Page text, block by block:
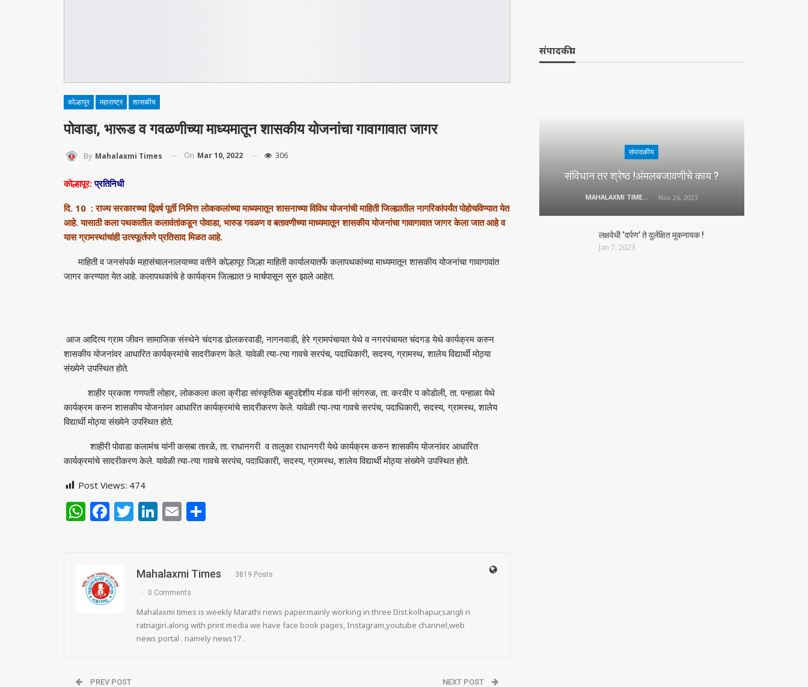
कोल्हापुर महाराष्ट्र शासकीय
पोवाडा, भारूड व गवळणीच्या माध्यमातून शासकीय योजनांचा गावागावात जागर
By Mahalaxmi Times On Mar 10, 2022 306
कोल्हापूर:प्रतिनिधी
दि. 10 : राज्य सरकारच्या द्विवर्ष पूर्ती निमित्त लोककलांच्या माध्यमातून शासनाच्या विविध योजनांची माहिती जिल्ह्यातील नागरिकांपर्यंत पोहोचविण्यात येत
आहे. यासाठी कला पथकातील कलावंतांकडून पोवाडा, भारुड गवळण व बतावणीच्या माध्यमातून शासकीय योजनांचा गावागावात जागर केला जात आहे व
यास ग्रामस्थांचांही उत्स्फूर्तपणे प्रतिसाद मिळत आहे.
माहिती व जनसंपर्क महासंचालनालयाच्या वतीने कोल्हापूर जिल्हा माहिती कार्यालयातर्फे कलापथकांच्या माध्यमातून शासकीय योजनांचा गावागावांत
जागर करण्यात येत आहे. कलापथकांचे हे कार्यक्रम जिल्ह्यात 9 मार्चपासून सुरु झाले आहेत.
आज आदित्य ग्राम जीवन सामाजिक संस्थेने चंदगड ढोलकरवाडी, नागनवाडी, हेरे ग्रामपंचायत येथे व नगरपंचायत चंदगड येथे कार्यक्रम करुन
शासकीय योजनांवर आधारित कार्यक्रमांचे सादरीकरण केले. यावेळी त्या-त्या गावचे सरपंच, पदाधिकारी, सदस्य, ग्रामस्थ, शालेय विद्यार्थी मोठ्या
संख्येने उपस्थित होते.
शाहीर प्रकाश गणपती लोहार, लोककला कला क्रीडा सांस्कृतिक बहुउद्देशीय मंडळ यांनी सांगरुळ, ता. करवीर प कोडोली, ता. पन्हाळा येथे
कार्यक्रम करुन शासकीय योजनांवर आधारित कार्यक्रमांचे सादरीकरण केले. यावेळी त्या-त्या गावचे सरपंच, पदाधिकारी, सदस्य, ग्रामस्थ, शालेय
विद्यार्थी मोठ्या संख्येने उपस्थित होते.
शाहीरी पोवाडा कलामंच यांनी कसबा तारळे, ता. राधानगरी व तालुका राधानगरी येथे कार्यक्रम करुन शासकीय योजनांवर आधारित
कार्यक्रमांचे सादरीकरण केले. यावेळी त्या-त्या गावचे सरपंच, पदाधिकारी, सदस्य, ग्रामस्थ, शालेय विद्यार्थी मोठ्या संख्येने उपस्थित होते.
Post Views: 474
WhatsApp
Facebook
Twitter
LinkedIn
Email
Mahalaxmi Times 3819 Posts
0 Comments
Mahalaxmi times is weekly Marathi news paper.mainly working in three Dist.kolhapur,sangli n
ratnagiri.along with print media we have face book pages, Instagram,youtube channel,web
news portal . namely news17 .
PREV POST NEXT POST
संपादकीय
संपादकीय
संविधान तर श्रेष्ठ !अंमलबजावणीचे काय ?
MAHALAXMI TIMES Nov 26, 2023
लक्षवेधी ‘दर्पण’ ते दुर्लक्षित मूकनायक !
Jan 7, 2023